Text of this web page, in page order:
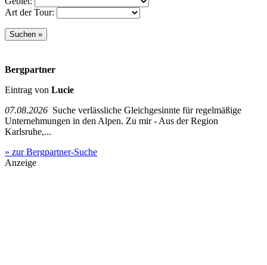
Art der Tour:
Bergpartner
Eintrag von Lucie
07.08.2026 Suche verlässliche Gleichgesinnte für regelmäßige
Unternehmungen in den Alpen. Zu mir - Aus der Region
Karlsruhe,...
» zur Bergpartner-Suche
Anzeige